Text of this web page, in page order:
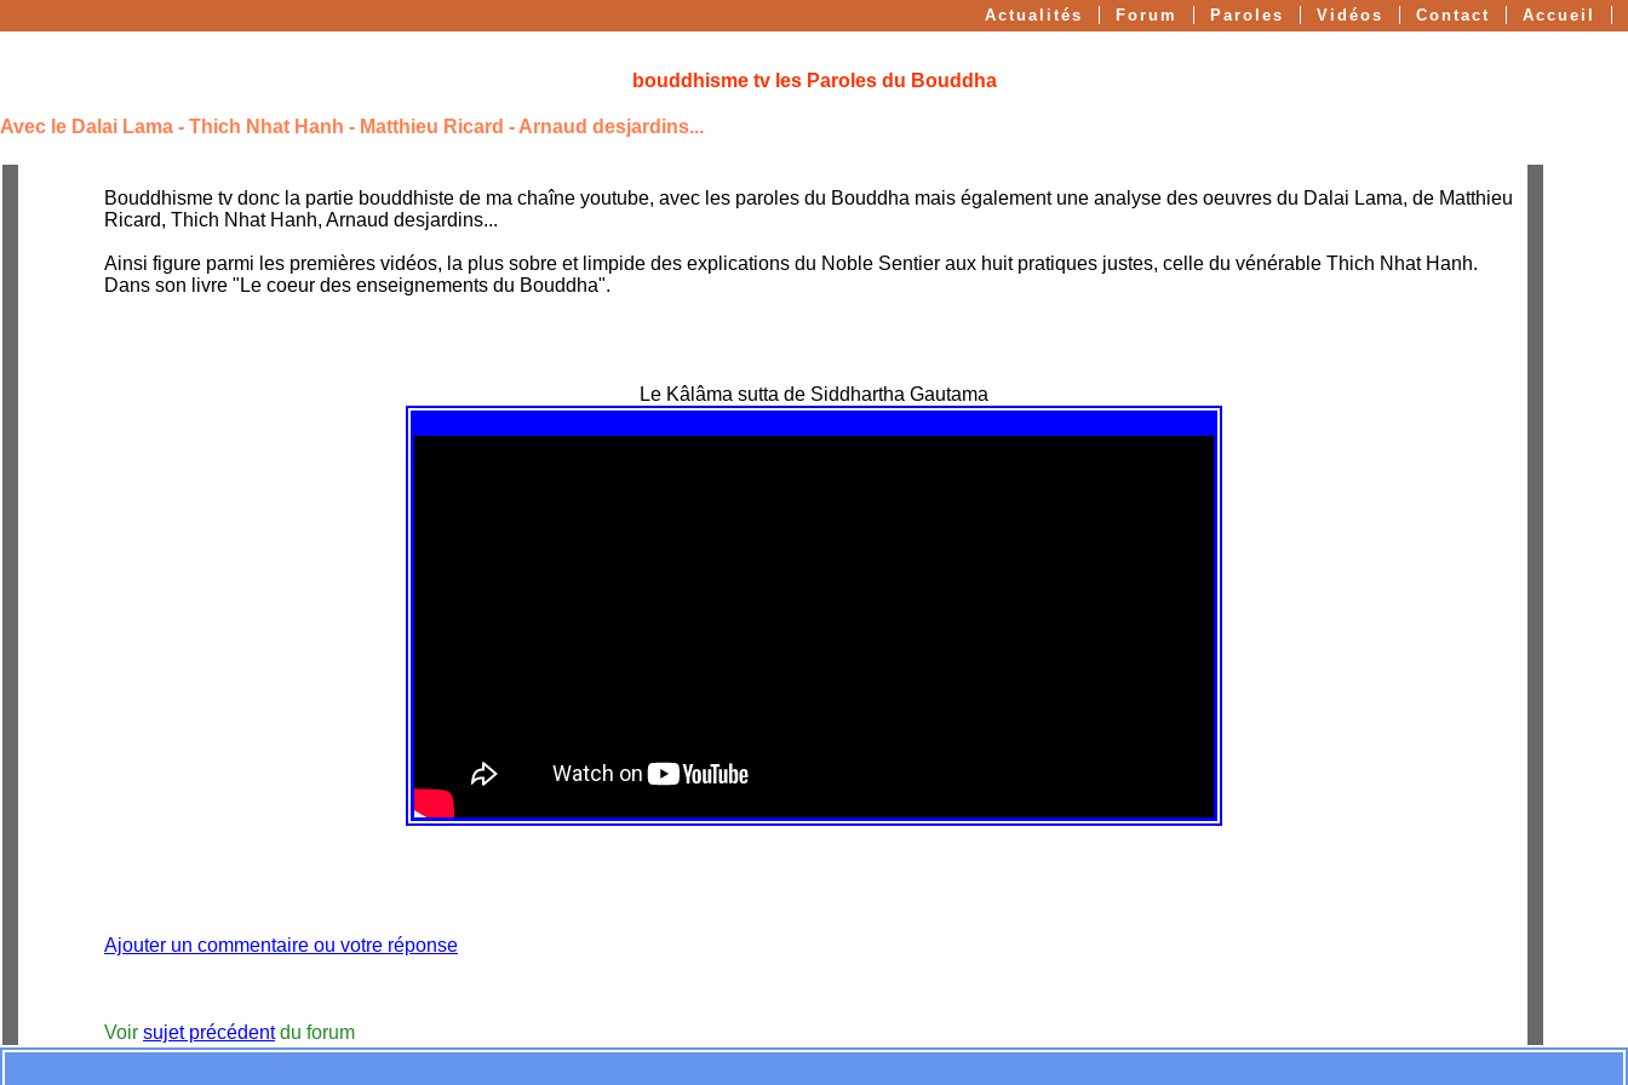
Accueil
Contact
Vidéos
Paroles
Forum
Actualités
bouddhisme tv les Paroles du Bouddha
Avec le Dalai Lama - Thich Nhat Hanh - Matthieu Ricard - Arnaud desjardins...
Bouddhisme tv donc la partie bouddhiste de ma chaîne youtube, avec les paroles du Bouddha mais également une analyse des oeuvres du Dalai Lama, de Matthieu
Ricard, Thich Nhat Hanh, Arnaud desjardins...
Ainsi figure parmi les premières vidéos, la plus sobre et limpide des explications du Noble Sentier aux huit pratiques justes, celle du vénérable Thich Nhat Hanh.
Dans son livre "Le coeur des enseignements du Bouddha".
Le Kâlâma sutta de Siddhartha Gautama
Ajouter un commentaire ou votre réponse
Voir sujet précédentdu forum